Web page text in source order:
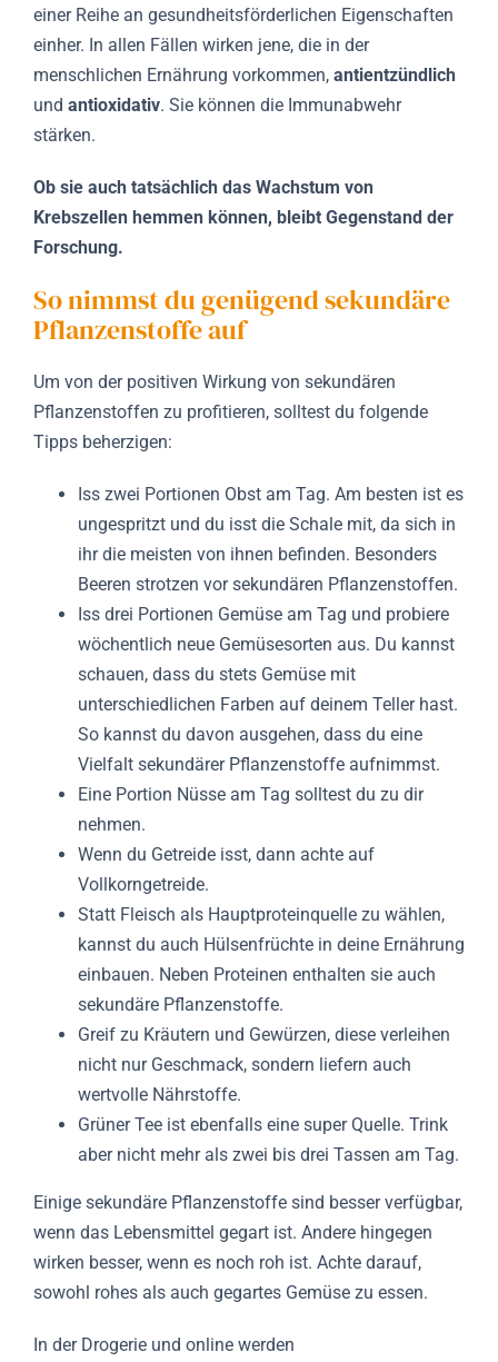
einer Reihe an gesundheitsförderlichen Eigenschaften
einher. In allen Fällen wirken jene, die in der
menschlichen Ernährung vorkommen, antientzündlich
und antioxidativ. Sie können die Immunabwehr
stärken.
Ob sie auch tatsächlich das Wachstum von
Krebszellen hemmen können, bleibt Gegenstand der
Forschung.
So nimmst du genügend sekundäre
Pflanzenstoffe auf
Um von der positiven Wirkung von sekundären
Pflanzenstoffen zu profitieren, solltest du folgende
Tipps beherzigen:
Iss zwei Portionen Obst am Tag. Am besten ist es
ungespritzt und du isst die Schale mit, da sich in
ihr die meisten von ihnen befinden. Besonders
Beeren strotzen vor sekundären Pflanzenstoffen.
Iss drei Portionen Gemüse am Tag und probiere
wöchentlich neue Gemüsesorten aus. Du kannst
schauen, dass du stets Gemüse mit
unterschiedlichen Farben auf deinem Teller hast.
So kannst du davon ausgehen, dass du eine
Vielfalt sekundärer Pflanzenstoffe aufnimmst.
Eine Portion Nüsse am Tag solltest du zu dir
nehmen.
Wenn du Getreide isst, dann achte auf
Vollkorngetreide.
Statt Fleisch als Hauptproteinquelle zu wählen,
kannst du auch Hülsenfrüchte in deine Ernährung
einbauen. Neben Proteinen enthalten sie auch
sekundäre Pflanzenstoffe.
Greif zu Kräutern und Gewürzen, diese verleihen
nicht nur Geschmack, sondern liefern auch
wertvolle Nährstoffe.
Grüner Tee ist ebenfalls eine super Quelle. Trink
aber nicht mehr als zwei bis drei Tassen am Tag.
Einige sekundäre Pflanzenstoffe sind besser verfügbar,
wenn das Lebensmittel gegart ist. Andere hingegen
wirken besser, wenn es noch roh ist. Achte darauf,
sowohl rohes als auch gegartes Gemüse zu essen.
In der Drogerie und online werden